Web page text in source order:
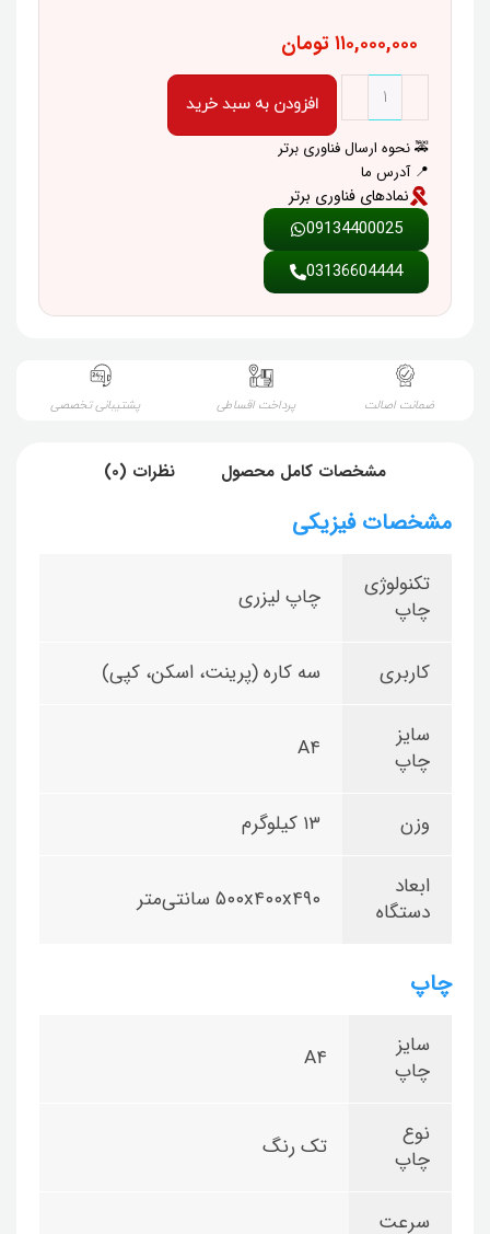
۱۱۰,۰۰۰,۰۰۰تومان
افزودن به سبد خرید
🚕 نحوه ارسال فناوری برتر
📍 آدرس ما
نمادهای فناوری برتر
09134400025
03136604444
ضمانت اصالت پرداخت اقساطی پشتیبانی تخصصی
مشخصات کامل محصول نظرات (0)
مشخصات فیزیکی
تکنولوژی
چاپ
چاپ لیزری
کاربری سه کاره (پرینت، اسکن، کپی)
سایز
چاپ
A۴
وزن ۱۳ کیلوگرم
ابعاد
دستگاه
۵۰۰x۴۰۰x۴۹۰ سانتی‌متر
چاپ
سایز
چاپ
A۴
نوع
چاپ
تک رنگ
سرعت